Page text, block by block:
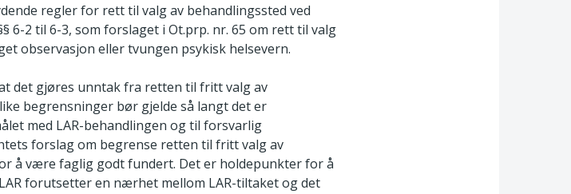
regler for rett til valg av behandlingssted ved
6-2 til 6-3, som forslaget i Ot.prp. nr. 65 om rett til valg
observasjon eller tvungen psykisk helsevern.
det gjøres unntak fra retten til fritt valg av
begrensninger bør gjelde så langt det er
med LAR-behandlingen og til forsvarlig
forslag om begrense retten til fritt valg av
å være faglig godt fundert. Det er holdepunkter for å
forutsetter en nærhet mellom LAR-tiltaket og det